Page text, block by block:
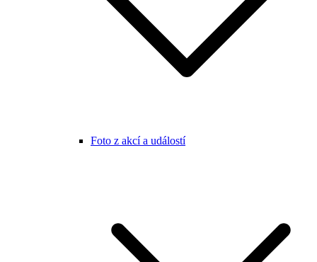
Foto z akcí a událostí